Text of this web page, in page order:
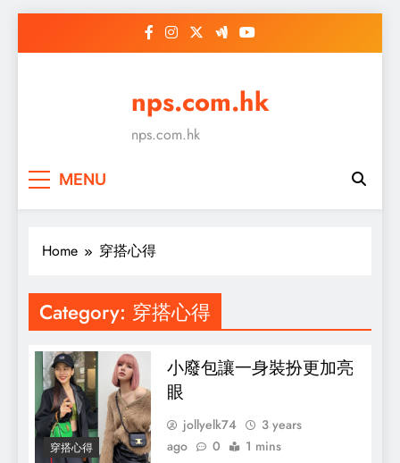
nps.com.hk
nps.com.hk
MENU
Home 穿搭心得
Category: 穿搭心得
穿搭心得
小廢包讓一身裝扮更加亮
眼
jollyelk74
3 years
ago
0 1 mins